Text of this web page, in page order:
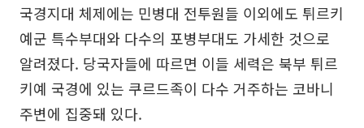
국경지대 체제에는 민병대 전투원들 이외에도 튀르키
예군 특수부대와 다수의 포병부대도 가세한 것으로
알려졌다. 당국자들에 따르면 이들 세력은 북부 튀르
키예 국경에 있는 쿠르드족이 다수 거주하는 코바니
주변에 집중돼 있다.